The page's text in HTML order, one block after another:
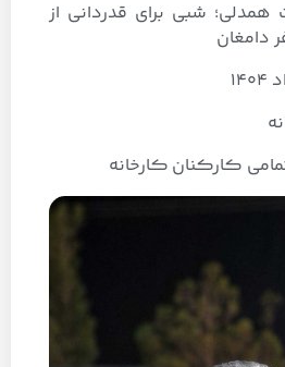
همدلی؛ شبی برای قدردانی از
دامغان
کارکنان کارخانه